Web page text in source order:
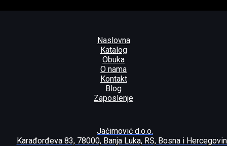
Naslovna
Katalog
Obuka
O nama
Kontakt
Blog
Zaposlenje
Jaćimović d.o.o.
Karađorđeva 83, 78000, Banja Luka, RS, Bosna i